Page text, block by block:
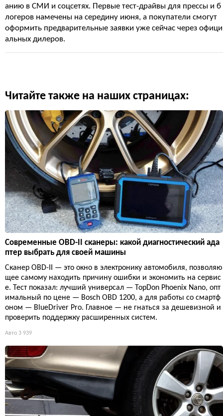
анию в СМИ и соцсетях. Первые тест-драйвы для прессы и б
логеров намечены на середину июня, а покупатели смогут
оформить предварительные заявки уже сейчас через офици
альных дилеров.
Читайте также на наших страницах:
Современные OBD-II сканеры: какой диагностический ада
птер выбрать для своей машины
Сканер OBD-II — это окно в электронику автомобиля, позволяю
щее самому находить причину ошибки и экономить на сервис
е. Тест показал: лучший универсал — TopDon Phoenix Nano, опт
имальный по цене — Bosch OBD 1200, а для работы со смартф
оном — BlueDriver Pro. Главное — не гнаться за дешевизной и
проверить поддержку расширенных систем.
Авто 3 939